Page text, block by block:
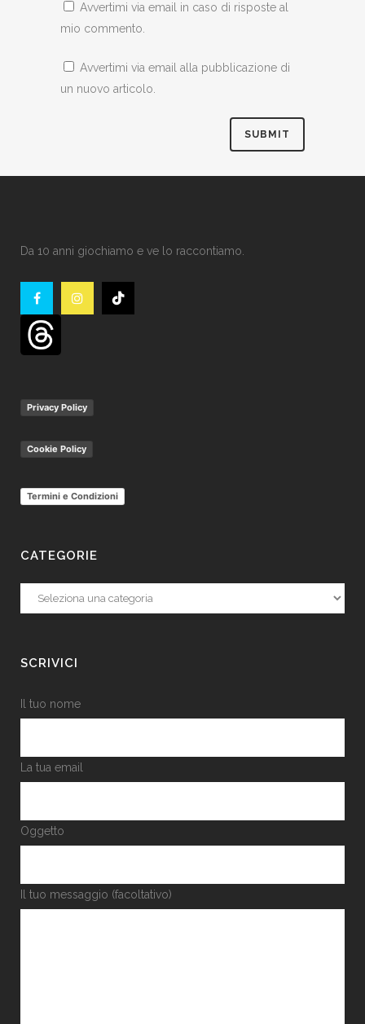
Avvertimi via email in caso di risposte al
mio commento.
Avvertimi via email alla pubblicazione di
un nuovo articolo.
Da 10 anni giochiamo e ve lo raccontiamo.
Privacy Policy
Cookie Policy
Termini e Condizioni
CATEGORIE
Categorie
SCRIVICI
Il tuo nome
La tua email
Oggetto
Il tuo messaggio (facoltativo)